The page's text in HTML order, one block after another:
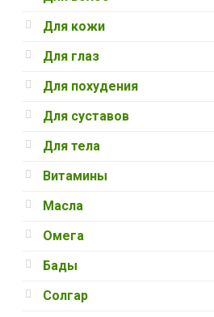
Для кожи
Для глаз
Для похудения
Для суставов
Для тела
Витамины
Масла
Омега
Бады
Солгар